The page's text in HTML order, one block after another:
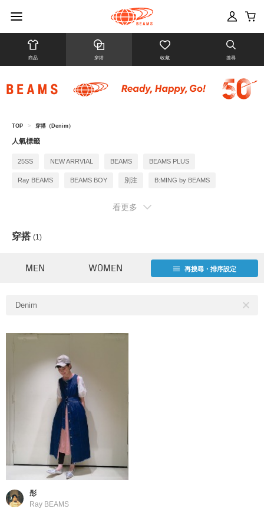
商品 穿搭 收藏 搜尋
TOP > 穿搭（Denim）
人氣標籤
25SS NEW ARRVIAL BEAMS BEAMS PLUS
Ray BEAMS BEAMS BOY 別注 B:MING by BEAMS
看更多
穿搭 (1)
MEN WOMEN 再搜尋・排序設定
Denim
彤
Ray BEAMS